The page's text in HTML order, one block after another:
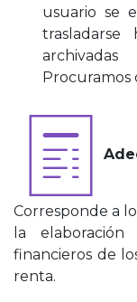
usuario se
Procuramos
Corresponde a
la
financieros de
renta.